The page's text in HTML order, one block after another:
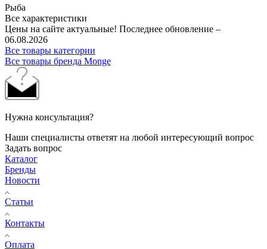
Рыба
Все характеристики
Цены на сайте актуальные! Последнее обновление –
06.08.2026
Все товары категории
Все товары бренда Monge
Нужна консультация?
Наши специалисты ответят на любой интересующий вопрос
Задать вопрос
Каталог
Бренды
Новости
Статьи
Контакты
Оплата